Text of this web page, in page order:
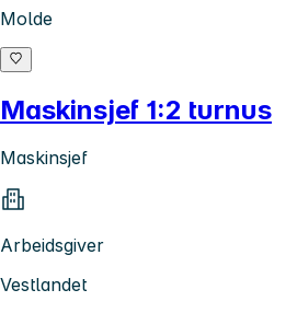
Molde
Maskinsjef 1:2 turnus
Maskinsjef
Arbeidsgiver
Vestlandet